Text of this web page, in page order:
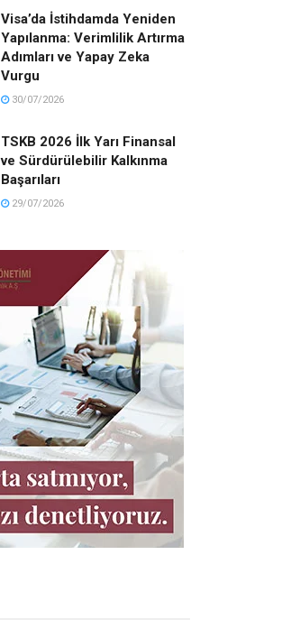
Visa’da İstihdamda Yeniden
Yapılanma: Verimlilik Artırma
Adımları ve Yapay Zeka
Vurgu
30/07/2026
TSKB 2026 İlk Yarı Finansal
ve Sürdürülebilir Kalkınma
Başarıları
29/07/2026